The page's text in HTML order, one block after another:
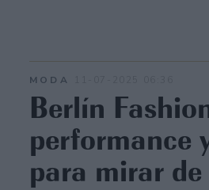
MODA
Berlín
performance
para mirar de